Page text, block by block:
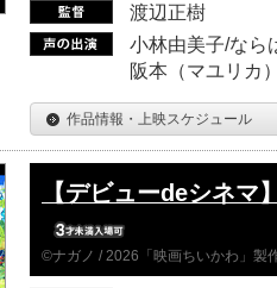
渡辺正樹
小林由美子/なら
阪本（マユリカ
作品情報・上映スケジュール
【デビューdeシネマ
©ナガノ / 2026「映画ちいかわ」製